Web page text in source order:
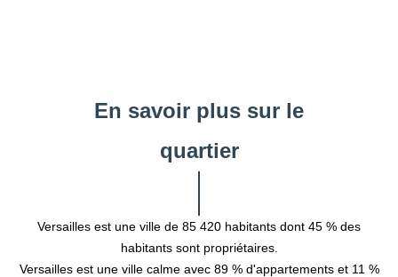
En savoir plus sur le
quartier
Versailles est une ville de 85 420 habitants dont 45 % des
habitants sont propriétaires.
Versailles est une ville calme avec 89 % d'appartements et 11 %